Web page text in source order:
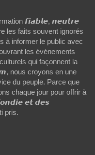
𝙛𝙞𝙖𝙗𝙡𝙚, 𝙣𝙚𝙪𝙩𝙧𝙚
les faits souvent ignorés
à informer le public avec
les événements
qui façonnent la
nous croyons en une
du peuple. Parce que
chaque jour pour offrir à
𝙚𝙩 𝙙𝙚𝙨
pris.